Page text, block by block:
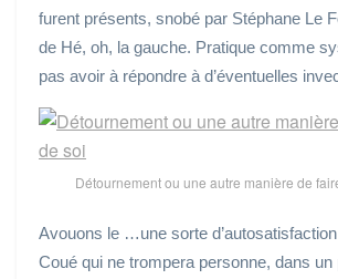
furent présents, snobé par Stéphane Le
de Hé, oh, la gauche. Pratique comme
pas avoir à répondre à d’éventuelles
Détournement ou une autre manière de
Avouons le …une sorte
Coué qui ne trompera personne, dans un